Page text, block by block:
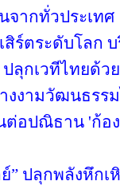
จากทั่วประเทศ
สิร์ตระดับโลก
ลุกเวทีไทยด้วย
ามวัฒนธรรมไ
ต่อปณิธาน 'ก้อ
” ปลุกพลังหึก